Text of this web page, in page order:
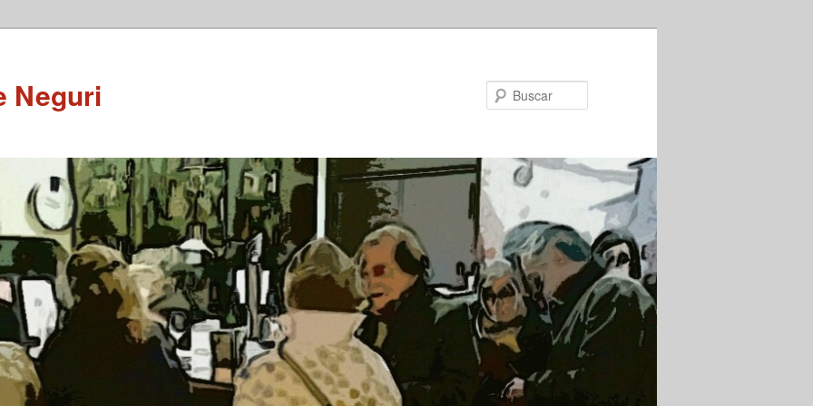
Neguri